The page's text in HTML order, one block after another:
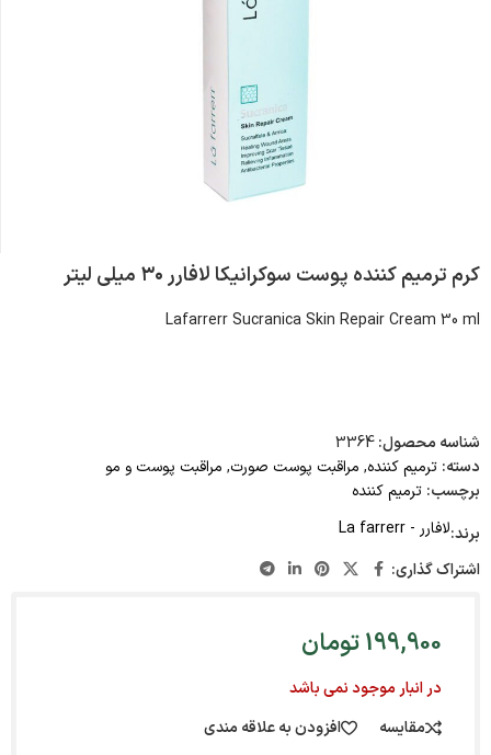
کرم ترمیم کننده پوست سوکرانیکا لافارر ۳۰ میلی لیتر
Lafarrerr Sucranica Skin Repair Cream 30 ml
شناسه محصول:3364
دسته: ترمیم کننده, مراقبت پوست صورت, مراقبت پوست و مو
برچسب: ترمیم کننده
برند:لافارر - La farrerr
اشتراک گذاری:
199,900تومان
در انبار موجود نمی باشد
مقایسه
افزودن به علاقه مندی